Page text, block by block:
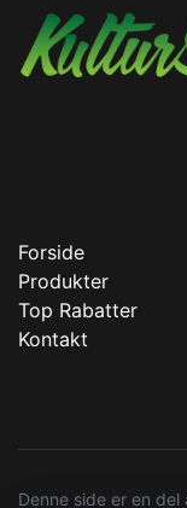
Forside
Produkter
Top Rabatter
Kontakt
Denne side er en